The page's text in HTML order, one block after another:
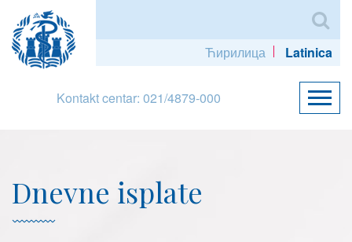
Ћирилица Latinica
Kontakt centar: 021/4879-000
Dnevne isplate